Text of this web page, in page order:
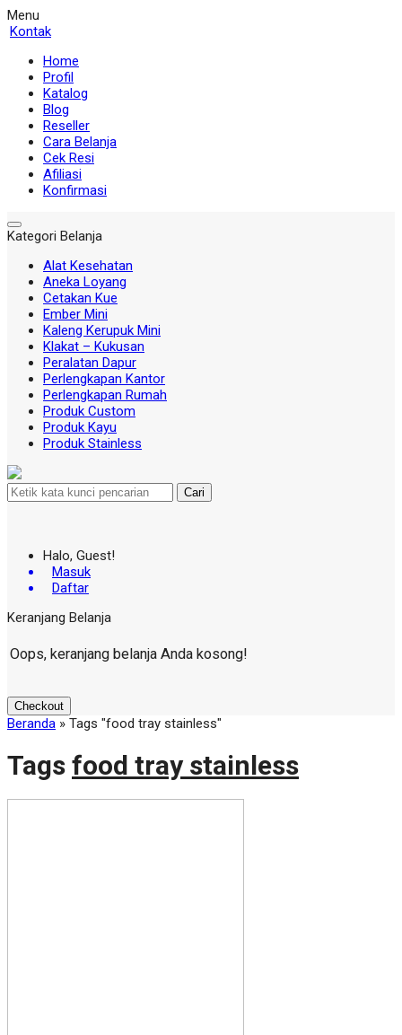
Menu
Kontak
Home
Profil
Katalog
Blog
Reseller
Cara Belanja
Cek Resi
Afiliasi
Konfirmasi
Kategori Belanja
Alat Kesehatan
Aneka Loyang
Cetakan Kue
Ember Mini
Kaleng Kerupuk Mini
Klakat – Kukusan
Peralatan Dapur
Perlengkapan Kantor
Perlengkapan Rumah
Produk Custom
Produk Kayu
Produk Stainless
Cari
Halo, Guest!
Masuk
Daftar
Keranjang Belanja
Oops, keranjang belanja Anda kosong!
Checkout
Beranda » Tags "food tray stainless"
Tags food tray stainless